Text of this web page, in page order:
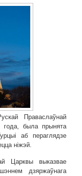
Праваслаўнай
года, была прынята
аб пераглядзе
ніжэй.
Царквы выказвае
дзяржаўнага